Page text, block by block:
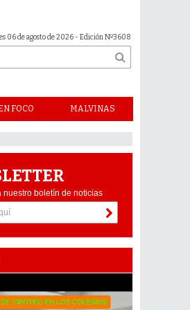
06 de agosto de 2026 - Edición Nº3608
FOCO MALVINAS
nuestro boletín de noticias